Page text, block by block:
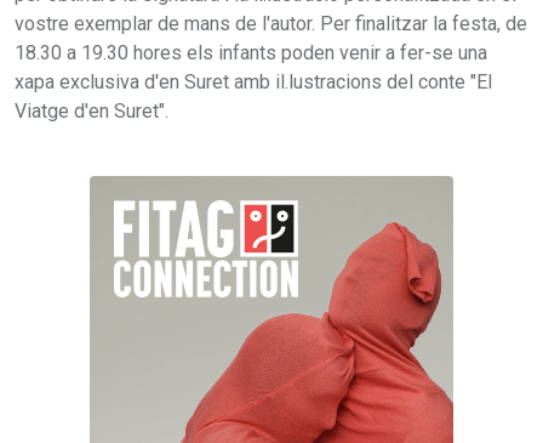
vostre exemplar de mans de l'autor. Per finalitzar la festa, de
18.30 a 19.30 hores els infants poden venir a fer-se una
xapa exclusiva d'en Suret amb il.lustracions del conte "El
Viatge d'en Suret".